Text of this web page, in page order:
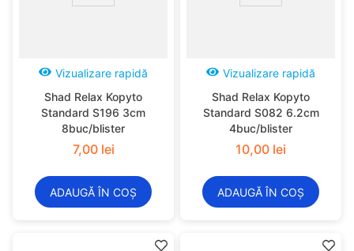
Vizualizare rapidă
Shad Relax Kopyto
Standard S196 3cm
8buc/blister
7,00 lei
ADAUGĂ ÎN COȘ
Vizualizare rapidă
Shad Relax Kopyto
Standard S082 6.2cm
4buc/blister
10,00 lei
ADAUGĂ ÎN COȘ